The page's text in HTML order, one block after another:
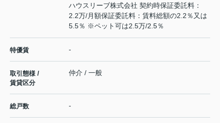
ハウスリーブ株式会社 契約時保証委託料：
2.2万/月額保証委託料：賃料総額の2.2％又は
5.5％ ※ペット可は2.5万/2.5％
特優賃 -
取引態様 /
賃貸区分
仲介 / 一般
総戸数 -